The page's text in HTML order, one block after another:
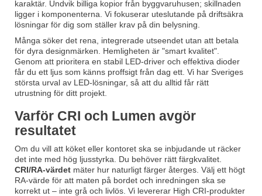
karaktär. Undvik billiga kopior från byggvaruhusen; skillnaden
ligger i komponenterna. Vi fokuserar uteslutande på driftsäkra
lösningar för dig som ställer krav på din belysning.
Många söker det rena, integrerade utseendet utan att betala
för dyra designmärken. Hemligheten är "smart kvalitet".
Genom att prioritera en stabil LED-driver och effektiva dioder
får du ett ljus som känns proffsigt från dag ett. Vi har Sveriges
största urval av LED-lösningar, så att du alltid får rätt
utrustning för ditt projekt.
Varför CRI och Lumen avgör
resultatet
Om du vill att köket eller kontoret ska se inbjudande ut räcker
det inte med hög ljusstyrka. Du behöver rätt färgkvalitet.
CRI/RA-värdet mäter hur naturligt färger återges. Välj ett högt
RA-värde för att maten på bordet och inredningen ska se
korrekt ut – inte grå och livlös. Vi levererar High CRI-produkter